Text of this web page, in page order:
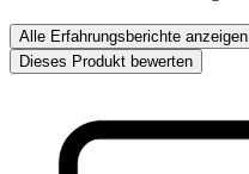
Alle Erfahrungsberichte anzeigen
Dieses Produkt bewerten